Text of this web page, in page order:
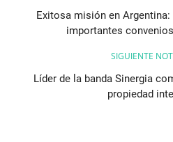
Exitosa misión en
importantes
SIGUIENTE
Líder de la banda Sinergia
propiedad